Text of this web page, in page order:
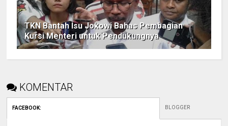
TKN Bantah Isu Jokowi Bahas Pembagian
Kursi Menteri untuk Pendukungnya
KOMENTAR
FACEBOOK: BLOGGER